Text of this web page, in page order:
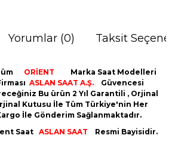
Yorumlar (0) Taksit
ORİENT
Marka Saat Modelleri
ASLAN SAAT A.Ş.
Güvencesi
Bu ürün 2 Yıl Garantili , Orjinal
Kutusu İle Tüm Türkiye'nin Her
İle Gönderim Sağlanmaktadır.
Saat ASLAN SAAT Resmi Bayisidir.